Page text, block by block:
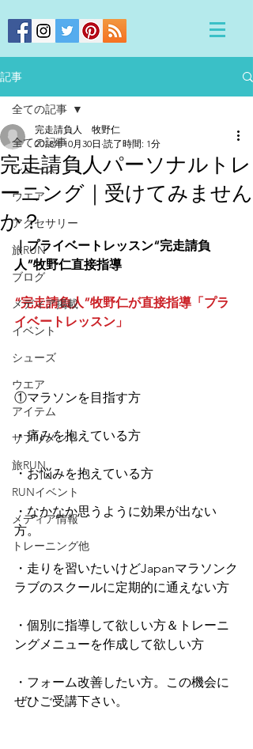
記事
全ての記事
シューズ
ウエア
アクセサリー
旅RUN
ブログ
メディア掲載
イベント
シューズ
ウエア
アイテム
サプリメント
旅RUN
RUNイベント
メディア情報
トレーニング他
全ての記事
完走請負人パーソナルトレ
ーニング｜受けてみません
か？
完走請負人 牧野仁
2018年10月30日 読了時間: 1分
｜プライベートレッスン“完走請負
人”牧野仁直接指導
“完走請負人”牧野仁が直接指導「プラ
イベートレッスン」
①マラソンを目指す方
・痛みを抱えている方
・お悩みを抱えている方
・なかなか思うように効果が出ない
方。
・走りを習いたいけどJapanマラソンク
ラブのスクールに定期的に通えない方
・個別に指導して欲しい方＆トレーニ
ングメニューを作成して欲しい方
・フォーム改善したい方。この機会に
ぜひご受講下さい。